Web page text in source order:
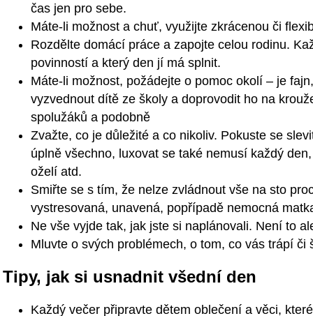
čas jen pro sebe.
Máte-li možnost a chuť, využijte zkrácenou či
Rozdělte domácí práce a zapojte celou rodinu.
povinností a který den jí má splnit.
Máte-li možnost, požádejte o pomoc okolí – je
vyzvednout dítě ze školy a doprovodit ho na
spolužáků a podobně
Zvažte, co je důležité a co nikoliv. Pokuste se
úplně všechno, luxovat se také nemusí každý
oželí atd.
Smiřte se s tím, že nelze zvládnout vše na sto
vystresovaná, unavená, popřípadě nemocná
Ne vše vyjde tak, jak jste si naplánovali. Není to
Mluvte o svých problémech, o tom, co vás trápí či
Tipy, jak si usnadnit všední den
Každý večer připravte dětem oblečení a věci,